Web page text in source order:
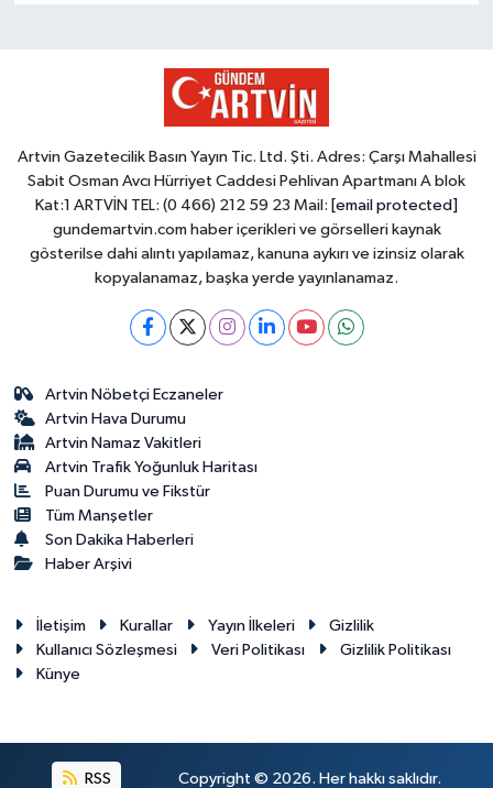
Artvin Gazetecilik Basın Yayın Tic. Ltd. Şti. Adres: Çarşı Mahallesi
Sabit Osman Avcı Hürriyet Caddesi Pehlivan Apartmanı A blok
Kat:1 ARTVİN TEL: (0 466) 212 59 23 Mail: [email protected]
gundemartvin.com haber içerikleri ve görselleri kaynak
gösterilse dahi alıntı yapılamaz, kanuna aykırı ve izinsiz olarak
kopyalanamaz, başka yerde yayınlanamaz.
Artvin Nöbetçi Eczaneler
Artvin Hava Durumu
Artvin Namaz Vakitleri
Artvin Trafik Yoğunluk Haritası
Puan Durumu ve Fikstür
Tüm Manşetler
Son Dakika Haberleri
Haber Arşivi
İletişim Kurallar Yayın İlkeleri
Gizlilik
Kullanıcı Sözleşmesi
Veri Politikası
Gizlilik Politikası
Künye
RSS Copyright © 2026. Her hakkı saklıdır.